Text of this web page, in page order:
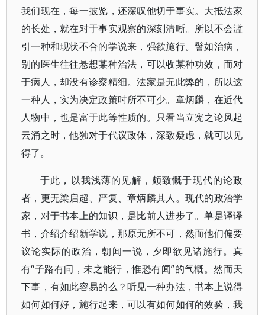
我们现在，每一披览，还深叹他切于事实。大抵法家
的长处，就在对于事实观察的深刻清晰。所以不会滥
引一种和现状不合的学说来，强欲施行。譬如治病，
别的医生往往悬想某种治法，可以收某种功效，而对
于病人，却没有诊察精细。法家是无此弊的，所以这
一种人，实为决定政策时所不可少。章炳麟，在近代
人物中，也是富于此等性质的。只看当立宪之论风起
云涌之时，他独对于代议政体，深致疑虑，就可以见
得了。
于此，以我浅薄的见解，颇致慨于现代的论政
者，更无梁启超、严复、章炳麟其人。现代的政治学
家，对于书本上的知识，是比前人进步了。单是译译
书，介绍介绍新学说，那原无所不可，然而他们偏要
议论实际的政治，朝闻一说，夕即欲见诸施行。真
有“子路有问，未之能行，惟恐有闻”的气概。然而天
下事，有如此容易的么？听见一种办法，书本上说得
如何如何好，施行起来，可以有如何如何的效验，我